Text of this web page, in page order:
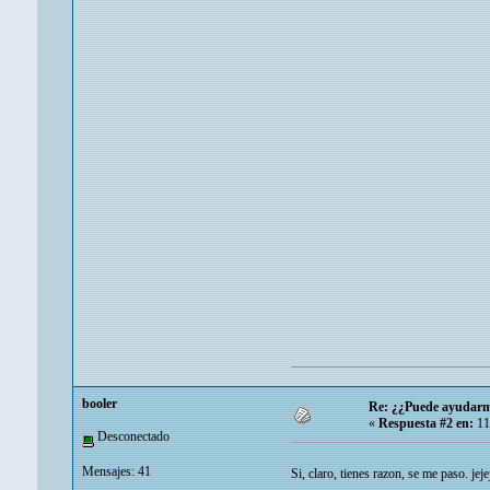
booler
Desconectado
Mensajes: 41
Re: ¿¿Puede
«Respuesta #2 en:11
Si, claro, tienes razon, se me paso.